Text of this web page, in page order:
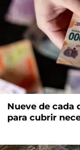
Nueve de cada
para cubrir